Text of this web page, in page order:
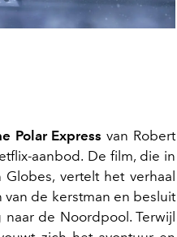
Polar Express van Robert
aanbod. De film, die in
vertelt het verhaal
de kerstman en besluit
de Noordpool. Terwijl